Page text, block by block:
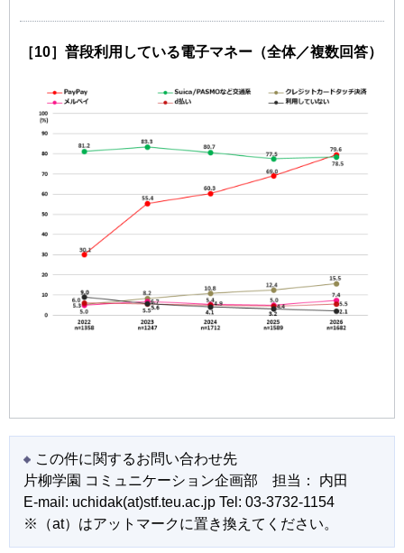
［10］普段利用している電子マネー（全体／複数回答）
この件に関するお問い合わせ先
⽚柳学園 コミュニケーション企画部 担当： 内田
E-mail: uchidak(at)stf.teu.ac.jp Tel: 03-3732-1154
※（at）はアットマークに置き換えてください。